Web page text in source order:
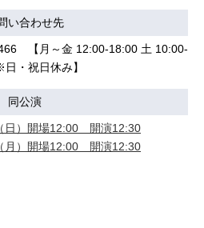
い合わせ先
【月～金 12:00-18:00 土 10:00-
・祝日休み】
同公演
日）開場12:00 開演12:30
月）開場12:00 開演12:30